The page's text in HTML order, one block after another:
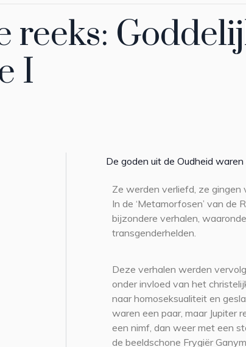
reeks:
I
De goden uit de Oudheid
Ze werden verliefd, ze gingen
In de ‘Metamorfosen’ van de
bijzondere verhalen,
transgenderhelden.
Deze verhalen werden
onder invloed van het
naar homoseksualiteit en
waren een paar, maar Jupiter
een nimf, dan weer met een
de beeldschone Frygiër